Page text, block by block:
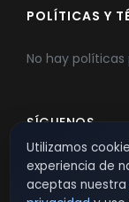
POLÍTICAS Y
No hay políticas
SÍGUENOS
Utilizamos
experiencia de
aceptas nuestra